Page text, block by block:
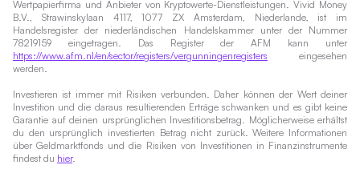
Wertpapierfirma und Anbieter von Kryptowerte-Dienstleistungen. Vivid Money
B.V., Strawinskylaan 4117, 1077 ZX Amsterdam, Niederlande, ist im
Handelsregister der niederländischen Handelskammer unter der Nummer
78219159 eingetragen. Das Register der AFM kann unter
https://www.afm.nl/en/sector/registers/vergunningenregisters eingesehen
werden.
Investieren ist immer mit Risiken verbunden. Daher können der Wert deiner
Investition und die daraus resultierenden Erträge schwanken und es gibt keine
Garantie auf deinen ursprünglichen Investitionsbetrag. Möglicherweise erhältst
du den ursprünglich investierten Betrag nicht zurück. Weitere Informationen
über Geldmarktfonds und die Risiken von Investitionen in Finanzinstrumente
findest du hier.